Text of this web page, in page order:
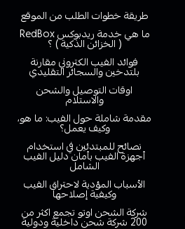
طريقة خطوات الطلب من الموقع
ما هي خدمة ريدبوكس RedBox
( الخزائن الذكية ) ؟
فوائد الفيب الكتروني مقارنة
بلتدخين والسجائر التقليدي
اوقات التوصيل والشحن
والاستلام
مقدمة شاملة حول الفيب: ما هو،
وكيف يعمل؟
نصائح للمبتدئين في استخدام
أجهزة الفيب بأمان دليل الفيب
الشامل
الأسباب المؤدية لاحتراق الفيب
وكيفية إصلاحها
شركة الشحن اوتو تجمع اكثر من
200 شركة شحن داخلية ودولية